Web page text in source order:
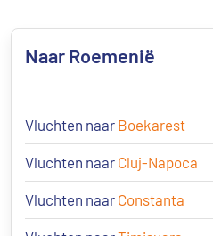
Naar Roemenië
Vluchten naar Boekarest
Vluchten naar Cluj-Napoca
Vluchten naar Constanta